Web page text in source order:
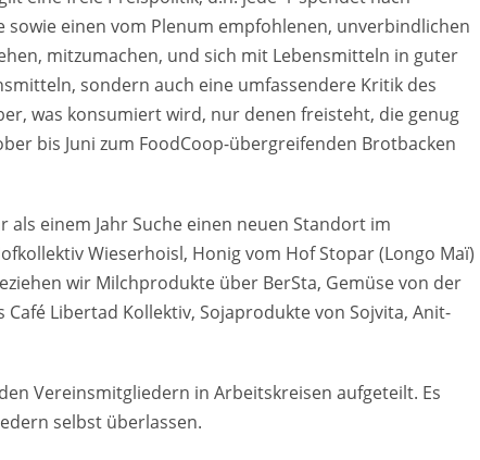
einen vom Plenum empfohlenen, unverbindlichen
mitzumachen, und sich mit Lebensmitteln in guter
sondern auch eine umfassendere Kritik des
was konsumiert wird, nur denen freisteht, die genug
bis Juni zum FoodCoop-übergreifenden Brotbacken
einem Jahr Suche einen neuen Standort im
Wieserhoisl, Honig vom Hof Stopar (Longo Maï)
wir Milchprodukte über BerSta, Gemüse von der
Libertad Kollektiv, Sojaprodukte von Sojvita, Anit-
Vereinsmitgliedern in Arbeitskreisen aufgeteilt. Es
selbst überlassen.